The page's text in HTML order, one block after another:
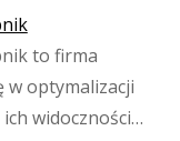
to firma
w optymalizacji
widoczności…